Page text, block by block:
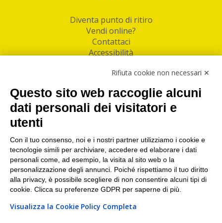
Diventa punto di ritiro
Vendi online?
Contattaci
Accessibilità
Facebook
Linkedin
I nostri punti di ritiro e spedizione pacchi nelle
maggiori città italiane
Torino|Milano|Roma|Bologna|Firenze| Genova
Napoli|Varese
Rifiuta cookie non necessari ✕
Questo sito web raccoglie alcuni
dati personali dei visitatori e
utenti
Con il tuo consenso, noi e i nostri partner utilizziamo i cookie e
tecnologie simili per archiviare, accedere ed elaborare i dati
personali come, ad esempio, la visita al sito web o la
personalizzazione degli annunci. Poiché rispettiamo il tuo diritto
alla privacy, è possibile scegliere di non consentire alcuni tipi di
cookie. Clicca su preferenze GDPR per saperne di più.
Visualizza la Cookie Policy Completa